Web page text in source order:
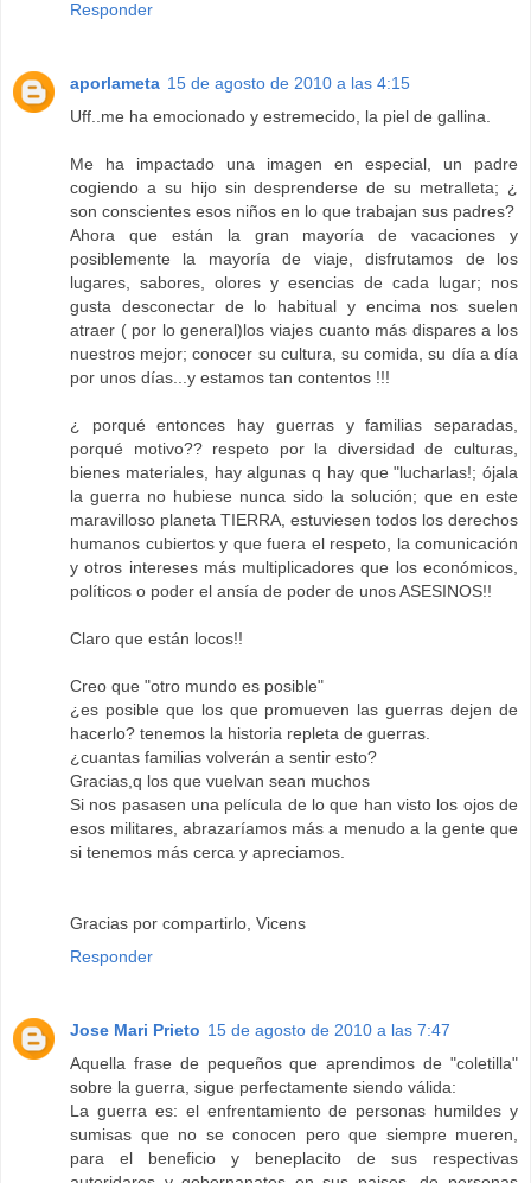
Responder
aporlameta 15 de agosto de 2010 a las 4:15
Uff..me ha emocionado y estremecido, la piel de gallina.
Me ha impactado una imagen en especial, un padre
cogiendo a su hijo sin desprenderse de su metralleta; ¿
son conscientes esos niños en lo que trabajan sus padres?
Ahora que están la gran mayoría de vacaciones y
posiblemente la mayoría de viaje, disfrutamos de los
lugares, sabores, olores y esencias de cada lugar; nos
gusta desconectar de lo habitual y encima nos suelen
atraer ( por lo general)los viajes cuanto más dispares a los
nuestros mejor; conocer su cultura, su comida, su día a día
por unos días...y estamos tan contentos !!!
¿ porqué entonces hay guerras y familias separadas,
porqué motivo?? respeto por la diversidad de culturas,
bienes materiales, hay algunas q hay que "lucharlas!; ójala
la guerra no hubiese nunca sido la solución; que en este
maravilloso planeta TIERRA, estuviesen todos los derechos
humanos cubiertos y que fuera el respeto, la comunicación
y otros intereses más multiplicadores que los económicos,
políticos o poder el ansía de poder de unos ASESINOS!!
Claro que están locos!!
Creo que "otro mundo es posible"
¿es posible que los que promueven las guerras dejen de
hacerlo? tenemos la historia repleta de guerras.
¿cuantas familias volverán a sentir esto?
Gracias,q los que vuelvan sean muchos
Si nos pasasen una película de lo que han visto los ojos de
esos militares, abrazaríamos más a menudo a la gente que
si tenemos más cerca y apreciamos.
Gracias por compartirlo, Vicens
Responder
Jose Mari Prieto 15 de agosto de 2010 a las 7:47
Aquella frase de pequeños que aprendimos de "coletilla"
sobre la guerra, sigue perfectamente siendo válida:
La guerra es: el enfrentamiento de personas humildes y
sumisas que no se conocen pero que siempre mueren,
para el beneficio y beneplacito de sus respectivas